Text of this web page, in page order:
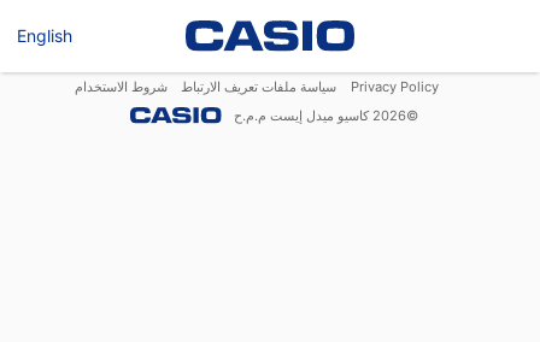
English
Privacy Policy سياسة ملفات تعريف الارتباط
شروط الاستخدام
©
2026 كاسيو ميدل إيست م.م.ح